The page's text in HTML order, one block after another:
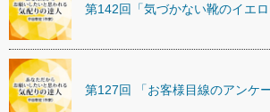
第142回「気づかない靴のイエロ
第127回 「お客様目線のアンケー